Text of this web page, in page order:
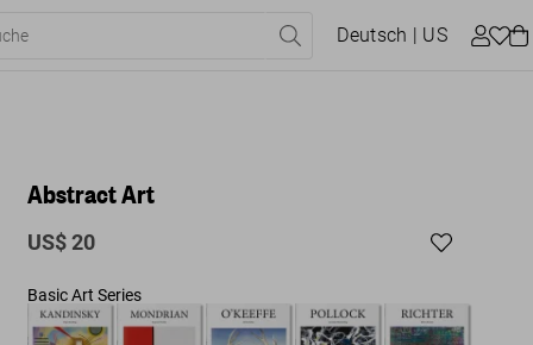
Deutsch | US
Abstract Art
US$ 20
Basic Art Series